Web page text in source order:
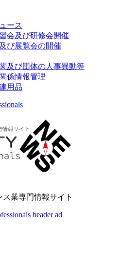
ース
会及び研修会開催
び展覧会の開催
及び団体の人事異動等
関係情報管理
用品
業専門情報サイト